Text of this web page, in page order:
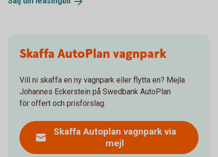
Skaffa AutoPlan vagnpark
Vill ni skaffa en ny vagnpark eller flytta en? Mejla
Johannes Eckerstein på Swedbank AutoPlan
för offert och prisförslag.
Skaffa Autoplan vagnpark via
mejl